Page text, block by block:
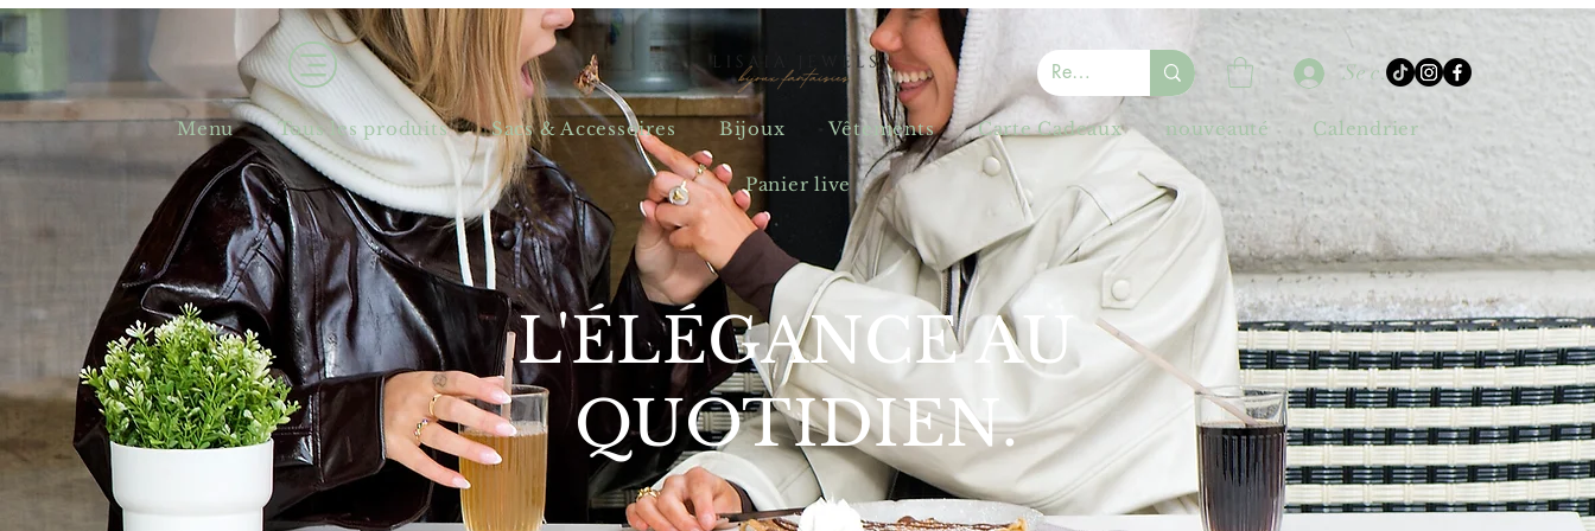
Se connecter
Menu Tous les produits Sacs & Accessoires Bijoux Vêtements Carte Cadeaux nouveauté Calendrier
Panier live
L'ÉLÉGANCE AU
QUOTIDIEN.